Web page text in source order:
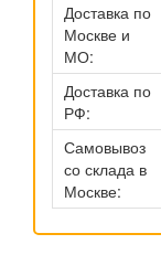
Доставка по
Москве и
МО:
Доставка по
РФ:
Самовывоз
со склада в
Москве: